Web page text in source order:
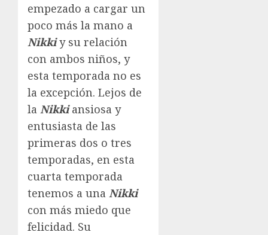
empezado a cargar un
poco más la mano a
Nikkiy su relación
con ambos niños, y
esta temporada no es
la excepción. Lejos de
la Nikkiansiosa y
entusiasta de las
primeras dos o tres
temporadas, en esta
cuarta temporada
tenemos a una Nikki
con más miedo que
felicidad. Su